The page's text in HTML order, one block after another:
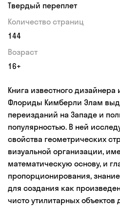
Твердый переплет
Количество страниц
144
Возраст
16+
Книга известного дизайнера
Флориды Кимберли Элам
переизданий на Западе и
популярностью. В ней
свойства геометрических
визуальной организации,
математическую основу, и
пропорционирования,
для создания как
чисто утилитарных объектов